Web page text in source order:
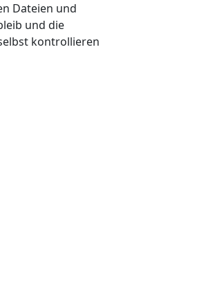
Dateien und
und die
kontrollieren